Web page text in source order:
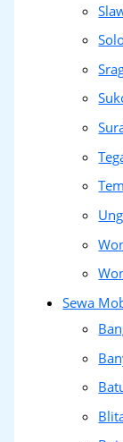
Sewa